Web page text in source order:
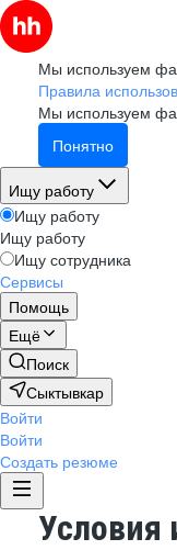
Мы используем
Правила
Мы используем
Понятно
Ищу работу
Ищу работу
Ищу работу
Ищу сотрудника
Сервисы
Помощь
Ещё
Поиск
Сыктывкар
Войти
Войти
Создать резюме
Условия